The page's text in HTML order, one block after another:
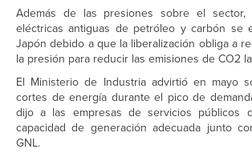
Además de las presiones sobre el sector,
eléctricas antiguas de petróleo y carbón se
Japón debido a que la liberalización obliga a
la presión para reducir las emisiones de CO2
El Ministerio de Industria advirtió en mayo
cortes de energía durante el pico de
dijo a las empresas de servicios públicos
capacidad de generación adecuada junto
GNL.